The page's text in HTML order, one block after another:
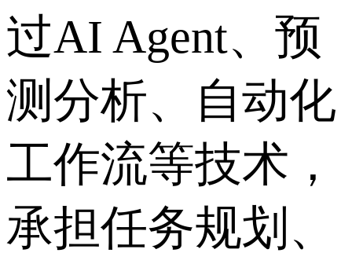
过AI Agent、预
测分析、自动化
工作流等技术，
承担任务规划、